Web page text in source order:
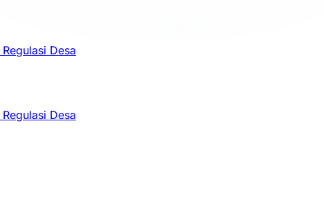
Regulasi Desa
Regulasi Desa